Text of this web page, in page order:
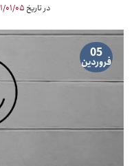
در تاریخ ۱۴۰۱/
05
فروردین